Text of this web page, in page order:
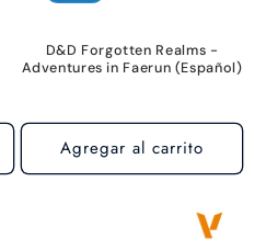
D&D Forgotten Realms -
Adventures in Faerun (Español)
Agregar al carrito